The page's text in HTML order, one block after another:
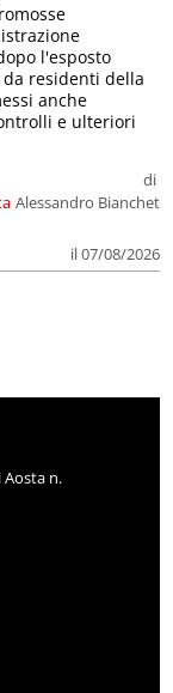
di
Alessandro Bianchet
il 07/08/2026
l'esposto
residenti della
anche
e ulteriori
n.